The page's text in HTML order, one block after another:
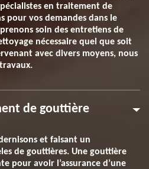
en traitement de
pour vos demandes dans le
soin des entretiens de
nécessaire quel que soit
avec divers moyens, nous
de gouttière
et faisant un
de gouttières. Une gouttière
pour avoir l’assurance d’une